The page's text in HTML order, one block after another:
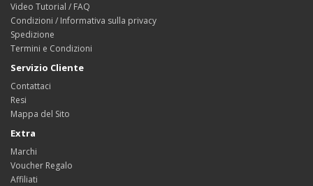
Video Tutorial / FAQ
Condizioni / Informativa sulla privacy
Spedizione
Termini e Condizioni
Servizio Cliente
Contattaci
Resi
Mappa del Sito
Extra
Marchi
Voucher Regalo
Affiliati